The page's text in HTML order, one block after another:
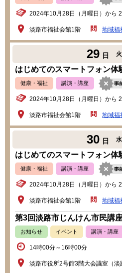
2024年10月28日（月曜日）から
淡路市福祉会館1階 地域福
29 日
はじめてのスマートフォン体
健康・福祉 講演・講座
2024年10月28日（月曜日）から
淡路市福祉会館1階 地域福
30 日
はじめてのスマートフォン体
健康・福祉 講演・講座
2024年10月28日（月曜日）から
淡路市福祉会館1階 地域福
第3回淡路市じんけん市民講
お知らせ イベント 講演・講座
14時00分～16時00分
淡路市役所2号館3階大会議室（淡